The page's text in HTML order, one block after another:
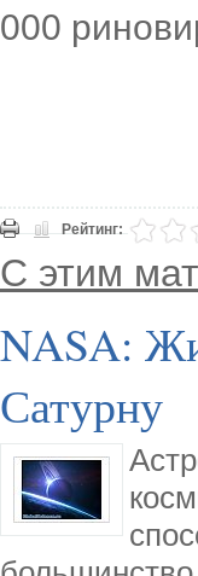
000
Рейтинг:
С этим
NASA:
Сатурну